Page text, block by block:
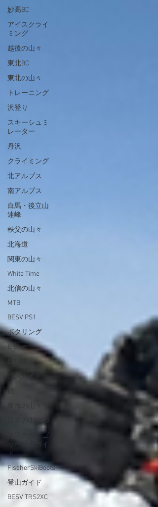
妙高BC
アイスクライ
ミング
越後の山々
東北BC
東北の山々
トレーニング
沢登り
スキーシュミ
レーター
丹沢
クライミング
北アルプス
南アルプス
白馬・後立山
連峰
秩父の山々
北海道
関東の山々
White Time
北信の山々
MTB
BESV PS1
ポタリング
E-Bike
個人ガイド
旅
日本の山1000
無題のカテゴ
リー登山ガイ
ド
FischerSkiBoots
登山ガイド
BESV TRS2XC